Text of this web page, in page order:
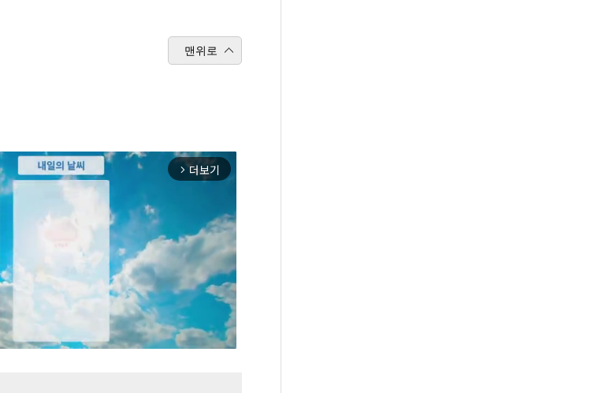
맨위로
arrow_forward_ios 더보기